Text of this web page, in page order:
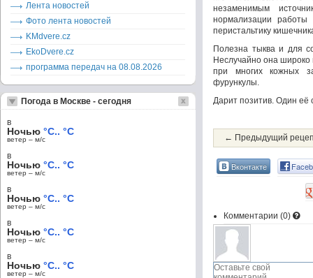
незаменимым
нормализации работы
перистальтику
Полезна тыква и для
Неслучайно она широко
при многих кожных
фурункулы.
Дарит позитив. Один её
← Предыдущий
Вконтакте
Комментарии (0)
Лента новостей
Фото лента новостей
KMdvere.cz
EkoDvere.cz
программа передач на 08.08.2026
Погода в Москве - сегодня
в
Ночью °C.. °C
ветер – м/c
в
Ночью °C.. °C
ветер – м/c
в
Ночью °C.. °C
ветер – м/c
в
Ночью °C.. °C
ветер – м/c
в
Ночью °C.. °C
ветер – м/c